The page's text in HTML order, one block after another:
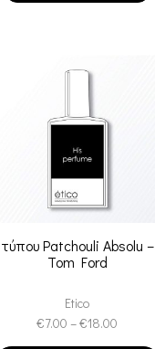
τύπου Patchouli Absolu –
Tom Ford
Etico
€7.00 –€18.00